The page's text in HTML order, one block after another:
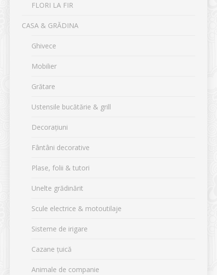
FLORI LA FIR
CASA & GRĂDINA
Ghivece
Mobilier
Grătare
Ustensile bucătărie & grill
Decorațiuni
Fântâni decorative
Plase, folii & tutori
Unelte grădinărit
Scule electrice & motoutilaje
Sisteme de irigare
Cazane țuică
Animale de companie